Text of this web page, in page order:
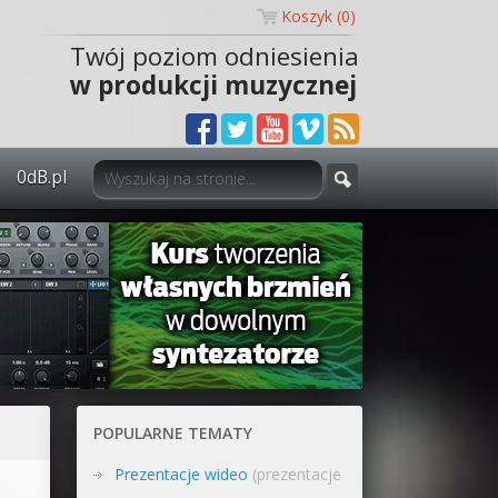
Koszyk (0)
Twój poziom odniesienia
w produkcji muzycznej
0dB.pl
0dB.pl - informacje
Newsletter
Materiały dla mediów
Archiwum aktualności
POPULARNE TEMATY
Prezentacje wideo (prezentacje